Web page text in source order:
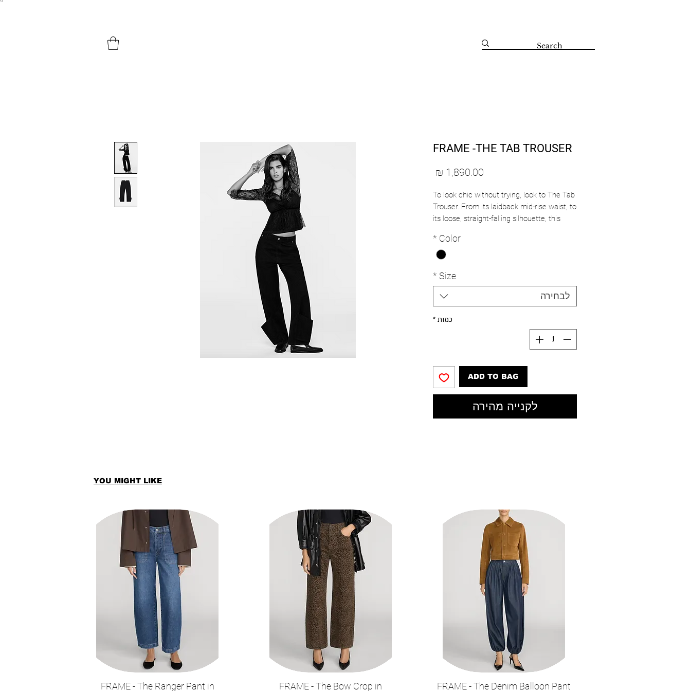
``​
FRAME -THE TAB TROUSER
To look chic without trying, look to The Tab
Trouser. From its laidback mid-rise waist, to
its loose, straight-falling silhouette, this
finishes strong with a flared utilitarian-
inspired detail. The tab should top your
Color
*
Size
*
לבחירה
כמות *
ADD TO BAG
לקנייה מהירה
תצוגה מהירה
FRAME - The Denim Balloon Pant
תצוגה מהירה
FRAME - The Bow Crop in
תצוגה מהירה
FRAME - The Ranger Pant in
YOU MIGHT LIKE